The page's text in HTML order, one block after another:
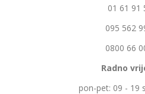
01 61 91
095 562
0800 66
Radno
pon-pet: 09 - 19